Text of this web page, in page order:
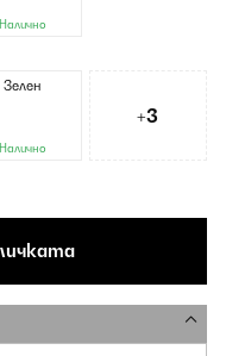
Налично
Зелен
Налично
+3